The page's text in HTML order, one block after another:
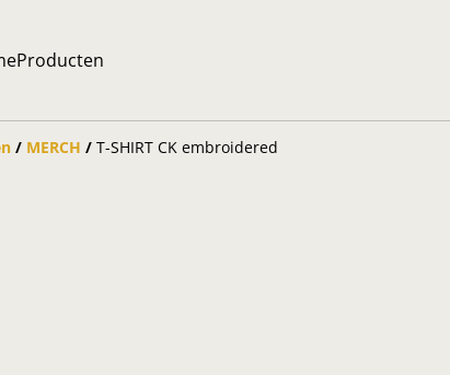
Producten
/ MERCH / T-SHIRT CK embroidered